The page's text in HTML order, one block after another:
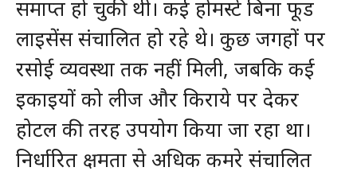
समाप्त हो चुकी थी। कई होमस्टे बिना फूड
लाइसेंस संचालित हो रहे थे। कुछ जगहों पर
रसोई व्यवस्था तक नहीं मिली, जबकि कई
इकाइयों को लीज और किराये पर देकर
होटल की तरह उपयोग किया जा रहा था।
निर्धारित क्षमता से अधिक कमरे संचालित